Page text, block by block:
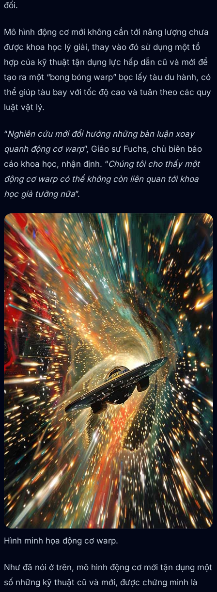
đối.
Mô hình động cơ mới không cần tới năng lượng chưa
được khoa học lý giải, thay vào đó sử dụng một tổ
hợp của kỹ thuật tận dụng lực hấp dẫn cũ và mới để
tạo ra một “bong bóng warp” bọc lấy tàu du hành, có
thể giúp tàu bay với tốc độ cao và tuân theo các quy
luật vật lý.
“Nghiên cứu mới đổi hướng những bàn luận xoay
quanh động cơ warp”, Giáo sư Fuchs, chủ biên báo
cáo khoa học, nhận định. “Chúng tôi cho thấy một
động cơ warp có thể không còn liên quan tới khoa
học giả tưởng nữa”.
Hình minh họa động cơ warp.
Như đã nói ở trên, mô hình động cơ mới tận dụng một
số những kỹ thuật cũ và mới, được chứng minh là